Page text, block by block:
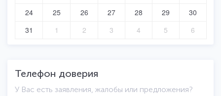
24
25 26 27 28 29
30
31
1 2 3 4 5 6
Телефон доверия
У Вас есть заявления, жалобы или предложения?